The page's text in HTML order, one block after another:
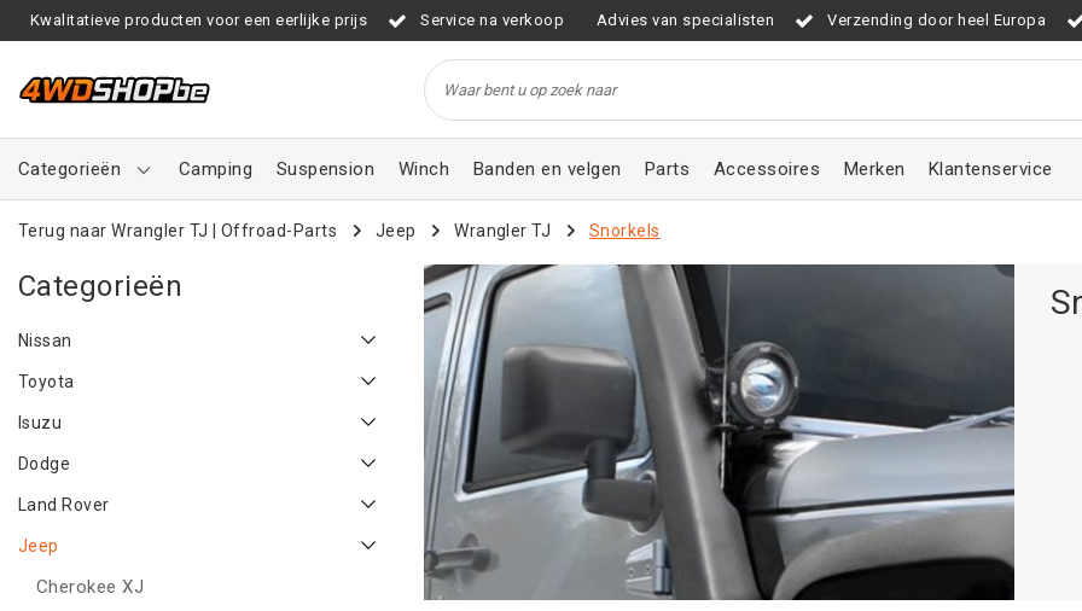
Kwalitatieve producten voor een eerlijke prijs Service na verkoop Advies van specialisten Verzending door heel Europa
Categorieën Camping Suspension Winch Banden en velgen Parts Accessoires Merken Klantenservice
Terug naar Wrangler TJ |Offroad-Parts Jeep Wrangler TJ Snorkels
Categorieën
Nissan
Toyota
Isuzu
Dodge
Land Rover
Jeep
Cherokee XJ